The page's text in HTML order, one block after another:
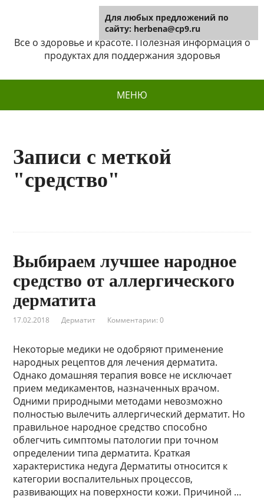
Herbena
Все о здоровье и красоте. Полезная информация о
продуктах для поддержания здоровья
МЕНЮ
Записи с меткой
"средство"
Выбираем лучшее народное
средство от аллергического
дерматита
17.02.2018 Дерматит Комментарии: 0
Некоторые медики не одобряют применение
народных рецептов для лечения дерматита.
Однако домашняя терапия вовсе не исключает
прием медикаментов, назначенных врачом.
Одними природными методами невозможно
полностью вылечить аллергический дерматит. Но
правильное народное средство способно
облегчить симптомы патологии при точном
определении типа дерматита. Краткая
характеристика недуга Дерматиты относится к
категории воспалительных процессов,
развивающих на поверхности кожи. Причиной …
Для любых предложений по
сайту: herbena@cp9.ru